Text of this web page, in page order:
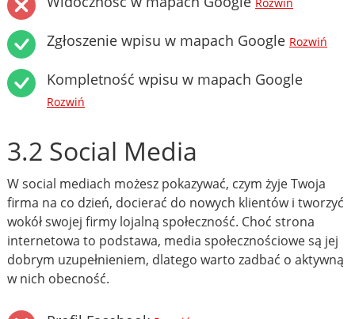
Rozwiń
Zgłoszenie wpisu w mapach Google Rozwiń
Kompletność wpisu w mapach Google
Rozwiń
3.2 Social Media
W social mediach możesz pokazywać, czym żyje Twoja
firma na co dzień, docierać do nowych klientów i tworzyć
wokół swojej firmy lojalną społeczność. Choć strona
internetowa to podstawa, media społecznościowe są jej
dobrym uzupełnieniem, dlatego warto zadbać o aktywną
w nich obecność.